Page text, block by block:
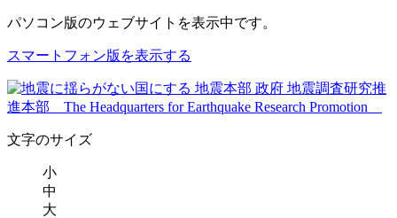
パソコン版のウェブサイトを表示中です。
スマートフォン版を表示する
文字のサイズ
小
中
大